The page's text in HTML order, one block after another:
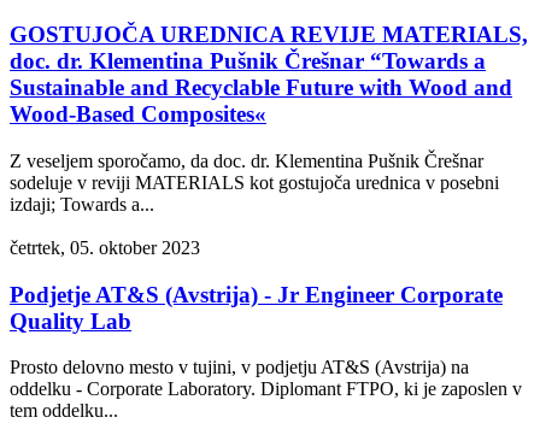
GOSTUJOČA UREDNICA REVIJE MATERIALS,
doc. dr. Klementina Pušnik Črešnar “Towards a
Sustainable and Recyclable Future with Wood and
Wood-Based Composites«
Z veseljem sporočamo, da doc. dr. Klementina Pušnik Črešnar
sodeluje v reviji MATERIALS kot gostujoča urednica v posebni
izdaji; Towards a...
četrtek, 05. oktober 2023
Podjetje AT&S (Avstrija) - Jr Engineer Corporate
Quality Lab
Prosto delovno mesto v tujini, v podjetju AT&S (Avstrija) na
oddelku - Corporate Laboratory. Diplomant FTPO, ki je zaposlen v
tem oddelku...